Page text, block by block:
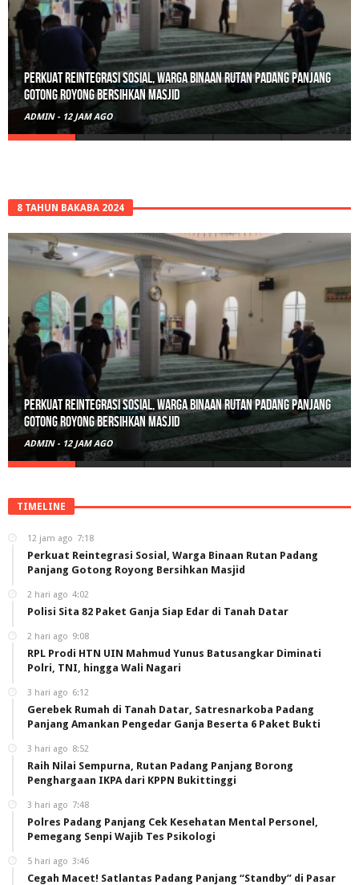
Perkuat Reintegrasi Sosial, Warga Binaan Rutan Padang Panjang
Gotong Royong Bersihkan Masjid
ADMIN - 12 JAM AGO
8 TAHUN BAKABA 2024
Perkuat Reintegrasi Sosial, Warga Binaan Rutan Padang Panjang
Gotong Royong Bersihkan Masjid
ADMIN - 12 JAM AGO
TIMELINE
12 jam ago 7:18
Perkuat Reintegrasi Sosial, Warga Binaan Rutan Padang
Panjang Gotong Royong Bersihkan Masjid
2 hari ago 4:02
Polisi Sita 82 Paket Ganja Siap Edar di Tanah Datar
2 hari ago 9:08
RPL Prodi HTN UIN Mahmud Yunus Batusangkar Diminati
Polri, TNI, hingga Wali Nagari
3 hari ago 6:12
Gerebek Rumah di Tanah Datar, Satresnarkoba Padang
Panjang Amankan Pengedar Ganja Beserta 6 Paket Bukti
3 hari ago 8:52
Raih Nilai Sempurna, Rutan Padang Panjang Borong
Penghargaan IKPA dari KPPN Bukittinggi
3 hari ago 7:48
Polres Padang Panjang Cek Kesehatan Mental Personel,
Pemegang Senpi Wajib Tes Psikologi
5 hari ago 3:46
Cegah Macet! Satlantas Padang Panjang “Standby” di Pasar